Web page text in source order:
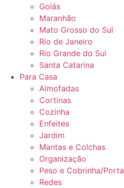
Goiás
Maranhão
Mato Grosso do Sul
Rio de Janeiro
Rio Grande do Sul
Santa Catarina
Para Casa
Almofadas
Cortinas
Cozinha
Enfeites
Jardim
Mantas e Colchas
Organização
Peso e Cobrinha/Porta
Redes